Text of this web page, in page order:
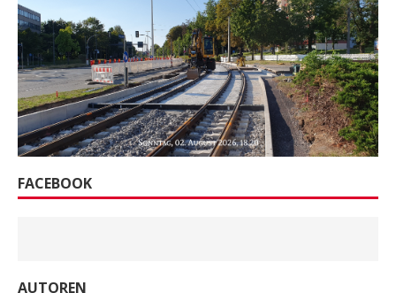
FACEBOOK
AUTOREN